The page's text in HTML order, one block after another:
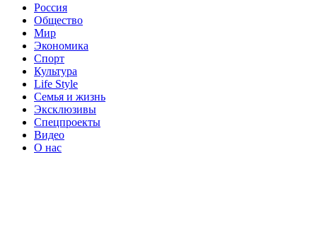
Россия
Общество
Мир
Экономика
Спорт
Культура
Life Style
Семья и жизнь
Эксклюзивы
Спецпроекты
Видео
О нас